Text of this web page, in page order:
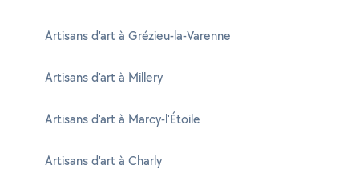
Artisans d'art à Grézieu-la-Varenne
Artisans d'art à Millery
Artisans d'art à Marcy-l'Étoile
Artisans d'art à Charly